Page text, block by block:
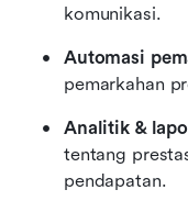
komunikasi.
Automasi
pemarkahan
Analitik &
tentang
pendapatan.